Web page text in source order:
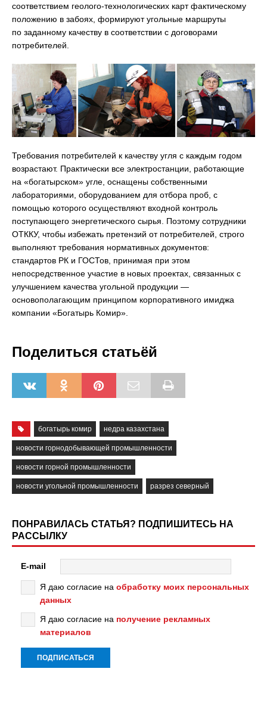
соответствием геолого-технологических карт фактическому
положению в забоях, формируют угольные маршруты
по заданному качеству в соответствии с договорами
потребителей.
Требования потребителей к качеству угля с каждым годом
возрастают. Практически все электростанции, работающие
на «богатырском» угле, оснащены собственными
лабораториями, оборудованием для отбора проб, с
помощью которого осуществляют входной контроль
поступающего энергетического сырья. Поэтому сотрудники
ОТККУ, чтобы избежать претензий от потребителей, строго
выполняют требования нормативных документов:
стандартов РК и ГОСТов, принимая при этом
непосредственное участие в новых проектах, связанных с
улучшением качества угольной продукции —
основополагающим принципом корпоративного имиджа
компании «Богатырь Комир».
Поделиться статьёй
богатырь комир недра казахстана
новости горнодобывающей промышленности
новости горной промышленности
новости угольной промышленности разрез северный
ПОНРАВИЛАСЬ СТАТЬЯ? ПОДПИШИТЕСЬ НА
РАССЫЛКУ
E-mail
Я даю согласие на обработку моих персональных
данных
Я даю согласие на получение рекламных
материалов